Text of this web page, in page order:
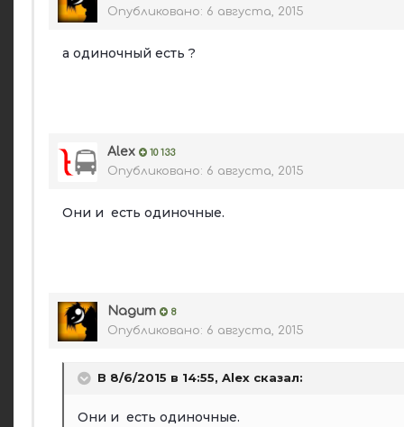
Опубликовано: 6 августа, 2015
а одиночный есть ?
Alex 10 133
Опубликовано: 6 августа, 2015
Они и есть одиночные.
Nagum 8
Опубликовано: 6 августа, 2015
В 8/6/2015 в 14:55, Alex сказал:
Они и есть одиночные.